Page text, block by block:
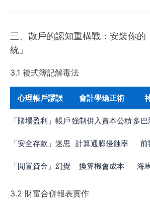
三、散戶的認知重構戰：安裝你的
統」
3.1 複式簿記解毒法
心理帳戶謬誤 會計學矯正術
「賭場盈利」帳戶強制併入資本公積多巴
「安全存款」迷思 計算通膨侵蝕率 前
「閒置資金」幻覺 換算機會成本 海
3.2 財富合併報表實作